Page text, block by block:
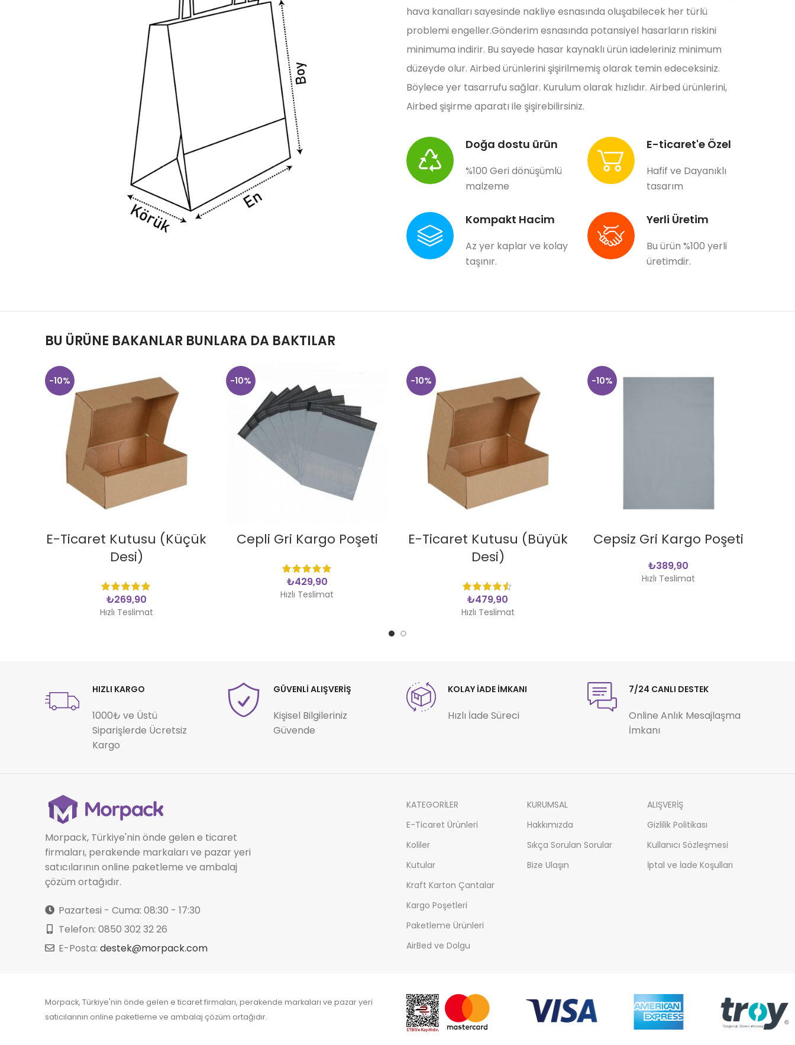
hava kanalları sayesinde nakliye esnasında oluşabilecek her türlü
problemi engeller.Gönderim esnasında potansiyel hasarların riskini
minimuma indirir. Bu sayede hasar kaynaklı ürün iadeleriniz minimum
düzeyde olur. Airbed ürünlerini şişirilmemiş olarak temin edeceksiniz.
Böylece yer tasarrufu sağlar. Kurulum olarak hızlıdır. Airbed ürünlerini,
Airbed şişirme aparatı ile şişirebilirsiniz.
Doğa dostu ürün
%100 Geri dönüşümlü
malzeme
E-ticaret'e Özel
Hafif ve Dayanıklı
tasarım
Kompakt Hacim
Az yer kaplar ve kolay
taşınır.
Yerli Üretim
Bu ürün %100 yerli
üretimdir.
BU ÜRÜNE BAKANLAR BUNLARA DA BAKTILAR
-10%
E-Ticaret Kutusu (Küçük
Desi)
₺
Hızlı Teslimat
-10%
Cepli Gri Kargo Poşeti
₺
Hızlı Teslimat
-10%
E-Ticaret Kutusu (Büyük
Desi)
₺
Hızlı Teslimat
-10%
Cepsiz Gri Kargo Poşeti
₺
Hızlı Teslimat
HIZLI KARGO
1000₺ ve Üstü
Siparişlerde Ücretsiz
Kargo
GÜVENLİ ALIŞVERİŞ
Kişisel Bilgileriniz
Güvende
KOLAY İADE İMKANI
Hızlı İade Süreci
7/24 CANLI DESTEK
Online Anlık Mesajlaşma
İmkanı
Morpack, Türkiye'nin önde gelen e ticaret
firmaları, perakende markaları ve pazar yeri
satıcılarının online paketleme ve ambalaj
çözüm ortağıdır.
Pazartesi - Cuma: 08:30 - 17:30
Telefon: 0850 302 32 26
E-Posta: destek@morpack.com
KATEGORİLER
E-Ticaret Ürünleri
Koliler
Kutular
Kraft Karton Çantalar
Kargo Poşetleri
Paketleme Ürünleri
AirBed ve Dolgu
KURUMSAL
Hakkımızda
Sıkça Sorulan Sorular
Bize Ulaşın
ALIŞVERİŞ
Gizlilik Politikası
Kullanıcı Sözleşmesi
İptal ve İade Koşulları
Morpack, Türkiye'nin önde gelen e ticaret firmaları, perakende markaları ve pazar yeri
satıcılarının online paketleme ve ambalaj çözüm ortağıdır.